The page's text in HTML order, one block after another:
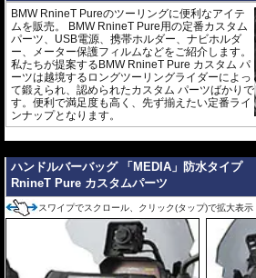
BMW RnineT Pureのツーリングに便利なアイテ
ムを販売。 BMW RnineT Pure用の定番カスタム
パーツ、USB電源、携帯ホルダー、ナビホルダ
ー、メーター保護フィルムなどをご紹介します。
私たちが提案するBMW RnineT Pure カスタム パ
ーツは越境するロングツーリングライダーによっ
て鍛えられ、認められたカスタム パーツばかりで
す。便利で満足度も高く、先ず揃えたい定番ライ
ンナップとなります。
ハンドルバーバッグ 「MEDIA」防水タイプ
RnineT Pure カスタムパーツ
スワイプでスクロール、クリック(タップ)で拡大表示